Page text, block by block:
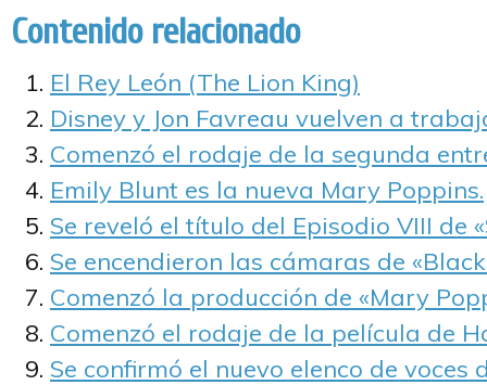
Contenido relacionado
El Rey León (The Lion King)
Disney y Jon Favreau vuelven a
Comenzó el rodaje de la segunda
Emily Blunt es la nueva Mary Poppins.
Se reveló el título del Episodio VIII de
Se encendieron las cámaras de
Comenzó la producción de «Mary
Comenzó el rodaje de la película de
Se confirmó el nuevo elenco de voces